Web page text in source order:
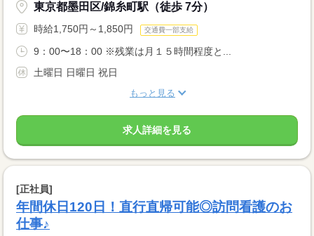
東京都墨田区/錦糸町駅（徒歩 7分）
時給1,750円～1,850円 交通費一部支給
9：00〜18：00 ※残業は月１５時間程度と...
土曜日 日曜日 祝日
もっと見る
求人詳細を見る
[正社員]
年間休日120日！直行直帰可能◎訪問看護のお
仕事♪